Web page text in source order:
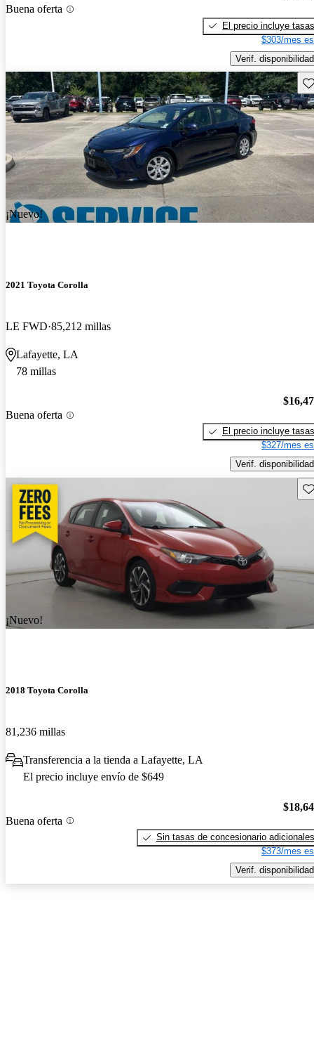
Buena oferta
El precio incluye tasas
$303/mes
Verif. disponibilidad
¡Nuevo!
2021 Toyota Corolla
LE FWD 85,212 millas
Lafayette, LA
78 millas
Buena oferta
El precio incluye tasas
$327/mes
Verif. disponibilidad
¡Nuevo!
2018 Toyota Corolla
81,236 millas
Transferencia a la tienda a Lafayette, LA
El precio incluye envío de $649
Buena oferta
Sin tasas de concesionario adicionales
$373/mes
Verif. disponibilidad